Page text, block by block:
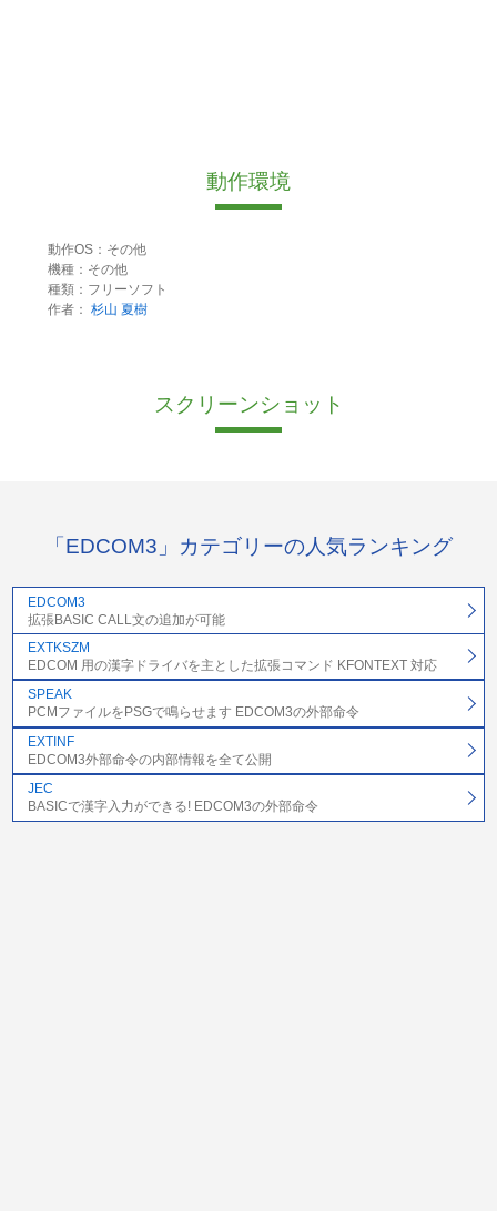
動作環境
動作OS：その他
機種：その他
種類：フリーソフト
作者： 杉山 夏樹
スクリーンショット
「EDCOM3」カテゴリーの人気ランキング
EDCOM3
拡張BASIC CALL文の追加が可能
EXTKSZM
EDCOM 用の漢字ドライバを主とした拡張コマンド KFONTEXT 対応
SPEAK
PCMファイルをPSGで鳴らせます EDCOM3の外部命令
EXTINF
EDCOM3外部命令の内部情報を全て公開
JEC
BASICで漢字入力ができる! EDCOM3の外部命令